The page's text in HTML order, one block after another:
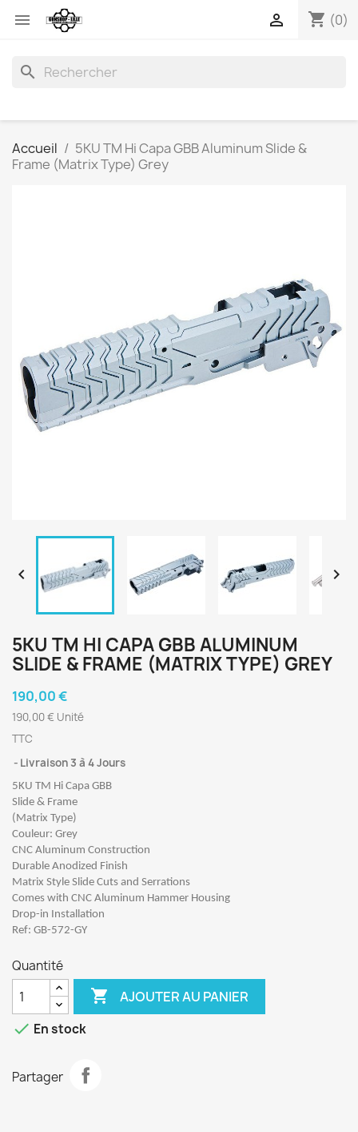
 shopping_cart (0)

search
Accueil
5KU TM Hi Capa GBB Aluminum Slide &
Frame (Matrix Type) Grey
 
5KU TM HI CAPA GBB ALUMINUM
SLIDE & FRAME (MATRIX TYPE) GREY
190,00 €
190,00 € Unité
TTC
Livraison 3 à 4 Jours
5KU TM Hi Capa GBB
Slide & Frame
(Matrix Type)
Couleur: Grey
CNC Aluminum Construction
Durable Anodized Finish
Matrix Style Slide Cuts and Serrations
Comes with CNC Aluminum Hammer Housing
Drop-in Installation
Ref: GB-572-GY
Quantité
 AJOUTER AU PANIER
 En stock
Partager